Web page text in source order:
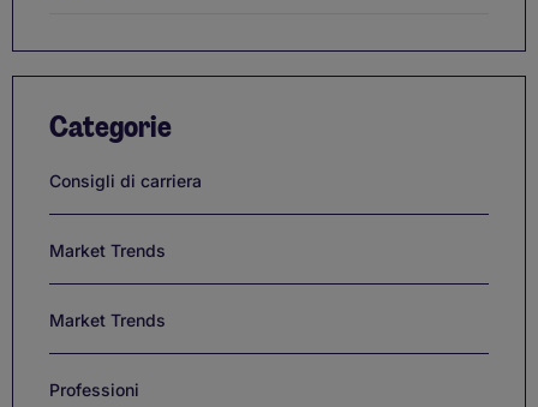
Categorie
Consigli di carriera
Market Trends
Market Trends
Professioni